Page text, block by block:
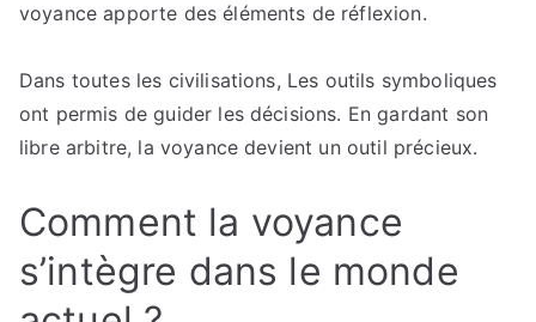
voyance apporte des éléments de réflexion.
Dans toutes les civilisations, Les outils symboliques
ont permis de guider les décisions. En gardant son
libre arbitre, la voyance devient un outil précieux.
Comment la voyance
s’intègre dans le monde